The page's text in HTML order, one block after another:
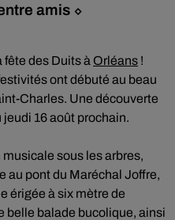
amis ⬦
des Duits à Orléans !
ont débuté au beau
Charles. Une découverte
jeudi 16 août prochain.
sous les arbres,
au pont du Maréchal Joffre,
érigée à six mètre de
belle balade bucolique, ainsi